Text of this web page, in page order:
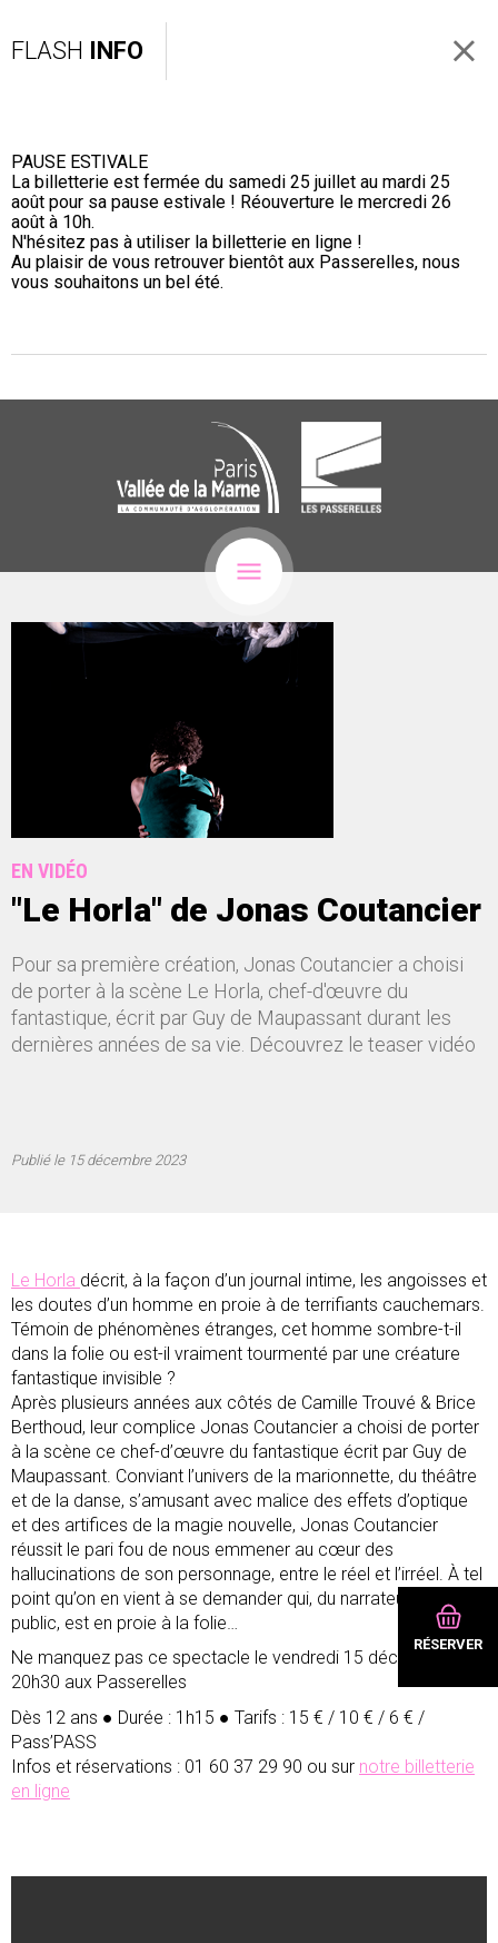
FLASH INFO
PAUSE ESTIVALE
La billetterie est fermée du samedi 25 juillet au mardi 25
août pour sa pause estivale ! Réouverture le mercredi 26
août à 10h.
N'hésitez pas à utiliser la billetterie en ligne !
Au plaisir de vous retrouver bientôt aux Passerelles, nous
vous souhaitons un bel été.
RÉSERVER
EN VIDÉO
"Le Horla" de Jonas Coutancier
Pour sa première création, Jonas Coutancier a choisi
de porter à la scène Le Horla, chef-d'œuvre du
fantastique, écrit par Guy de Maupassant durant les
dernières années de sa vie. Découvrez le teaser vidéo
Publié le15 décembre 2023
Le Horla décrit, à la façon d’un journal intime, les angoisses et
les doutes d’un homme en proie à de terrifiants cauchemars.
Témoin de phénomènes étranges, cet homme sombre-t-il
dans la folie ou est-il vraiment tourmenté par une créature
fantastique invisible ?
Après plusieurs années aux côtés de Camille Trouvé & Brice
Berthoud, leur complice Jonas Coutancier a choisi de porter
à la scène ce chef-d’œuvre du fantastique écrit par Guy de
Maupassant. Conviant l’univers de la marionnette, du théâtre
et de la danse, s’amusant avec malice des effets d’optique
et des artifices de la magie nouvelle, Jonas Coutancier
réussit le pari fou de nous emmener au cœur des
hallucinations de son personnage, entre le réel et l’irréel. À tel
point qu’on en vient à se demander qui, du narrateur ou du
public, est en proie à la folie…
Ne manquez pas ce spectacle le vendredi 15 décembre à
20h30 aux Passerelles
Dès 12 ans ● Durée : 1h15 ● Tarifs : 15 € / 10 € / 6 € /
Pass’PASS
Infos et réservations : 01 60 37 29 90 ou sur notre billetterie
en ligne